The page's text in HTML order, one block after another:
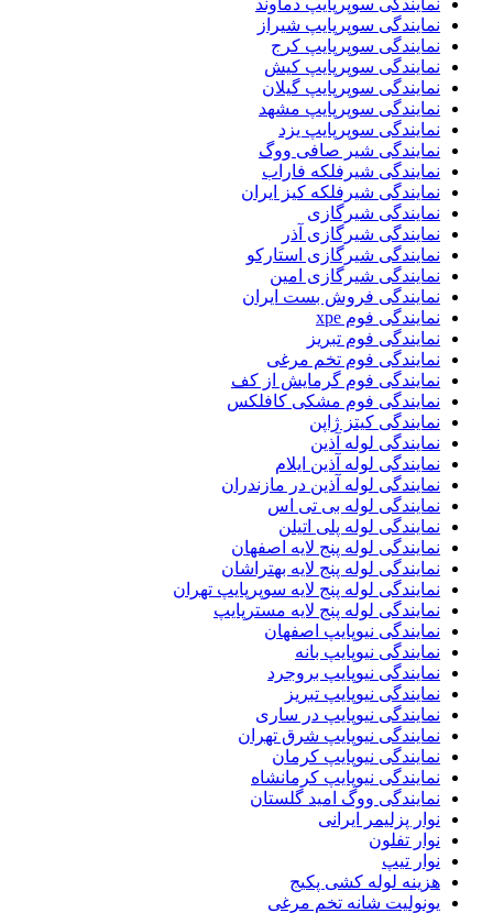
نمایندگی سوپرپایپ شیراز
نمایندگی سوپرپایپ کرج
نمایندگی سوپرپایپ کیش
نمایندگی سوپرپایپ گیلان
نمایندگی سوپرپایپ مشهد
نمایندگی سوپرپایپ یزد
نمایندگی شیر صافی ووگ
نمایندگی شیرفلکه فاراب
نمایندگی شیرفلکه کیز ایران
نمایندگی شیرگازی
نمایندگی شیرگازی آذر
نمایندگی شیرگازی استارکو
نمایندگی شیرگازی امین
نمایندگی فروش بست ایران
نمایندگی فوم xpe
نمایندگی فوم تبریز
نمایندگی فوم تخم مرغی
نمایندگی فوم گرمایش از کف
نمایندگی فوم مشکی کافلکس
نمایندگی کیتز ژاپن
نمایندگی لوله آذین
نمایندگی لوله آذین ایلام
نمایندگی لوله آذین در مازندران
نمایندگی لوله بی تی اس
نمایندگی لوله پلی اتیلن
نمایندگی لوله پنج لایه اصفهان
نمایندگی لوله پنج لایه بهتراشان
نمایندگی لوله پنج لایه سوپرپایپ تهران
نمایندگی لوله پنج لایه مسترپایپ
نمایندگی نیوپایپ اصفهان
نمایندگی نیوپایپ بانه
نمایندگی نیوپایپ بروجرد
نمایندگی نیوپایپ تبریز
نمایندگی نیوپایپ در ساری
نمایندگی نیوپایپ شرق تهران
نمایندگی نیوپایپ کرمان
نمایندگی نیوپایپ کرمانشاه
نمایندگی ووگ امید گلستان
نوار پزلیمر ایرانی
نوار تفلون
نوار تیپ
هزینه لوله کشی پکیج
یونولیت شانه تخم مرغی